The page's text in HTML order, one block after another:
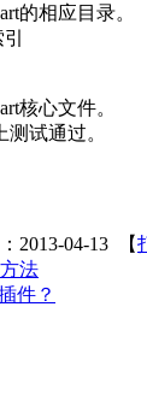
的相应目录。
核心文件。
测试通过。
2013-04-13 【
法
件？